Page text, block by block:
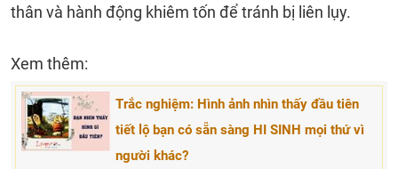
thân và hành động khiêm tốn để tránh bị liên lụy.
Xem thêm:
Trắc nghiệm: Hình ảnh nhìn thấy đầu tiên
tiết lộ bạn có sẵn sàng HI SINH mọi thứ vì
người khác?